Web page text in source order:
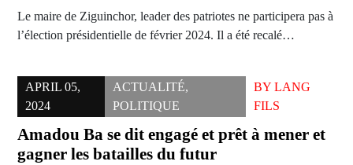
Le maire de Ziguinchor, leader des patriotes ne participera pas à
l’élection présidentielle de février 2024. Il a été recalé…
APRIL 05,
2024
ACTUALITÉ,
POLITIQUE
BYLANG
FILS
Amadou Ba se dit engagé et prêt à mener et
gagner les batailles du futur